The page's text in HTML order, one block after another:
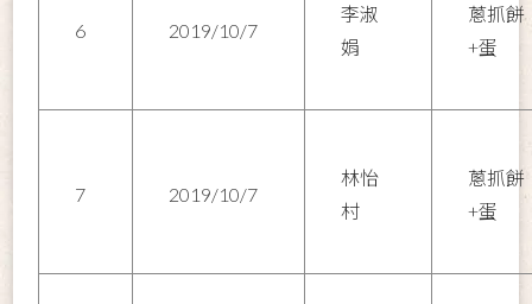
6 2019/10/7
李淑
娟
蔥抓餅
+蛋
7 2019/10/7
林怡
村
蔥抓餅
+蛋